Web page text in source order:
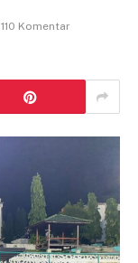
110 Komentar